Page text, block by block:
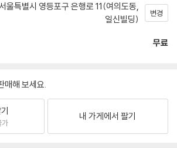
울특별시 영등포구 은행로 11(여의도동,
일신빌딩)
변경
무료
매해 보세요.
가
내 가게에서 팔기